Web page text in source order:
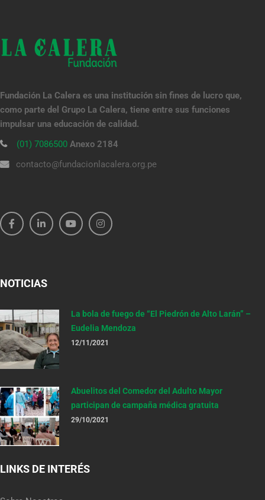
Fundación La Calera es una institución sin fines de lucro que,
como parte del Grupo La Calera, tiene entre sus funciones
impulsar una educación de calidad.
(01) 7086500 Anexo 2184
contacto@fundacionlacalera.org.pe
NOTICIAS
La bola de fuego de “El Piedrón de Alto Larán” –
Eudelia Mendoza
12/11/2021
Abuelitos del Comedor del Adulto Mayor
participan de campaña médica gratuita
29/10/2021
LINKS DE INTERÉS